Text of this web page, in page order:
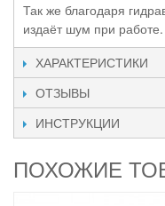
Так же благодаря
издаёт шум при работе.
ХАРАКТЕРИСТИКИ
ОТЗЫВЫ
ИНСТРУКЦИИ
ПОХОЖИЕ